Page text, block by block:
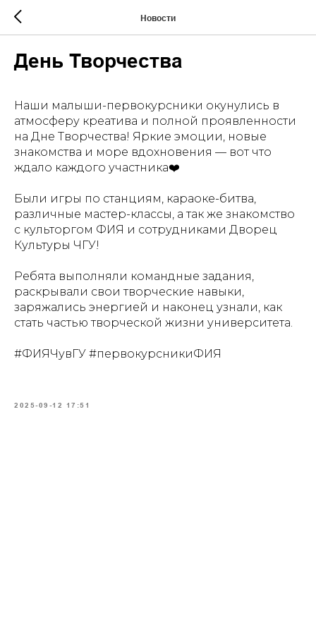
Новости
День Творчества
Наши малыши-первокурсники окунулись в
атмосферу креатива и полной проявленности
на Дне Творчества! Яркие эмоции, новые
знакомства и море вдохновения — вот что
ждало каждого участника❤️
Были игры по станциям, караоке-битва,
различные мастер-классы, а так же знакомство
с культоргом ФИЯ и сотрудниками Дворец
Культуры ЧГУ!
Ребята выполняли командные задания,
раскрывали свои творческие навыки,
заряжались энергией и наконец узнали, как
стать частью творческой жизни университета.
#ФИЯЧувГУ #первокурсникиФИЯ
2025-09-12 17:51